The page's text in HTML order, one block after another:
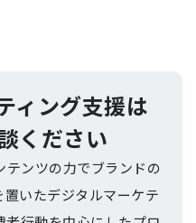
ィング支援は
ください
ンツの力でブランドの
いたデジタルマーケテ